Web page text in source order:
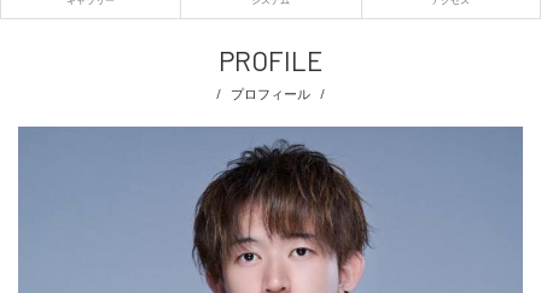
PROFILE
プロフィール